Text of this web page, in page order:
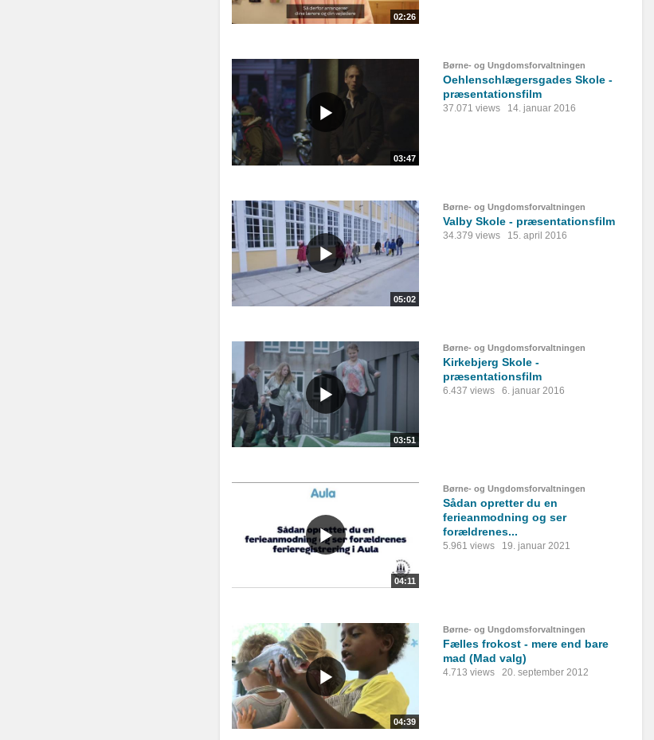
02:26
03:47
Børne- og Ungdomsforvaltningen
Oehlenschlægersgades Skole -
præsentationsfilm
37.071 views 14. januar 2016
05:02
Børne- og Ungdomsforvaltningen
Valby Skole - præsentationsfilm
34.379 views 15. april 2016
03:51
Børne- og Ungdomsforvaltningen
Kirkebjerg Skole -
præsentationsfilm
6.437 views 6. januar 2016
04:11
Børne- og Ungdomsforvaltningen
Sådan opretter du en
ferieanmodning og ser
forældrenes...
5.961 views 19. januar 2021
04:39
Børne- og Ungdomsforvaltningen
Fælles frokost - mere end bare
mad (Mad valg)
4.713 views 20. september 2012